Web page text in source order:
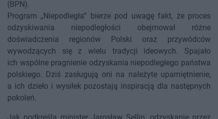
(BPN).
Program „Niepodległa” bierze pod uwagę fakt, że proces
odzyskiwania niepodległości obejmował różne
doświadczenia regionów Polski oraz przywódców
wywodzących się z wielu tradycji ideowych. Spajało
ich wspólne pragnienie odzyskania niepodległego państwa
polskiego. Dziś zasługują oni na należyte upamiętnienie,
a ich dzieło i wysiłek pozostają inspiracją dla następnych
pokoleń.